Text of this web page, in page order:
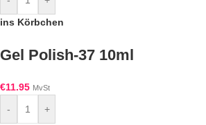
ins Körbchen
Gel Polish-37 10ml
€11.95 MvSt
-
+